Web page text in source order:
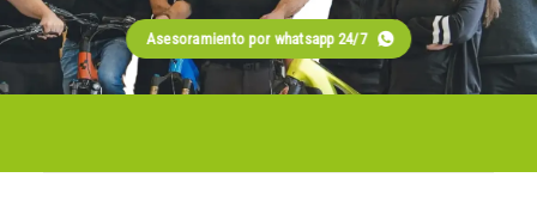
Asesoramiento por whatsapp 24/7